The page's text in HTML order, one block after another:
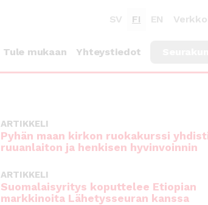
SV FI EN
Tule mukaan Yhteystiedot
ARTIKKELI
Pyhän maan kirkon ruokakurssi
ruuanlaiton ja henkisen hyvinvoinnin
ARTIKKELI
Suomalaisyritys koputtelee Etiopian
markkinoita Lähetysseuran kanssa